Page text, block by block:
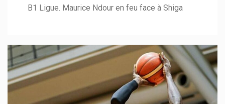
B1 Ligue. Maurice Ndour en feu face à Shiga